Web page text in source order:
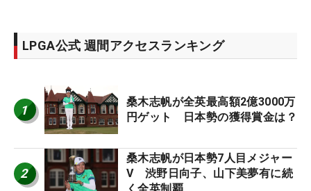
LPGA公式 週間アクセスランキング
1
桑木志帆が全英最高額2億3000万
円ゲット 日本勢の獲得賞金は？
2
桑木志帆が日本勢7人目メジャー
V 渋野日向子、山下美夢有に続
く全英制覇